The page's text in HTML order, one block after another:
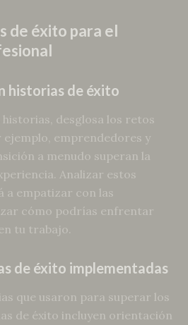
de éxito para el
historias de éxito
historias, desglosa los retos
emprendedores y
a menudo superan la
Analizar estos
a empatizar con las
cómo podrías enfrentar
tu trabajo.
de éxito implementadas
que usaron para superar los
de éxito incluyen orientación